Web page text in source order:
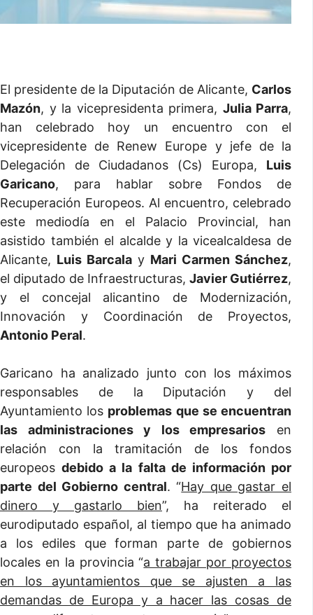
El presidente de la Diputación de Alicante, Carlos
Mazón, y la vicepresidenta primera, Julia Parra,
han celebrado hoy un encuentro con el
vicepresidente de Renew Europe y jefe de la
Delegación de Ciudadanos (Cs) Europa, Luis
Garicano, para hablar sobre Fondos de
Recuperación Europeos. Al encuentro, celebrado
este mediodía en el Palacio Provincial, han
asistido también el alcalde y la vicealcaldesa de
Alicante, Luis Barcala y Mari Carmen Sánchez,
el diputado de Infraestructuras, Javier Gutiérrez,
y el concejal alicantino de Modernización,
Innovación y Coordinación de Proyectos,
Antonio Peral.
Garicano ha analizado junto con los máximos
responsables de la Diputación y del
Ayuntamiento los problemas que se encuentran
las administraciones y los empresarios en
relación con la tramitación de los fondos
europeosdebido a la falta de información por
parte del Gobierno central. “Hay que gastar el
dinero y gastarlo bien”, ha reiterado el
eurodiputado español, al tiempo que ha animado
a los ediles que forman parte de gobiernos
locales en la provincia “a trabajar por proyectos
en los ayuntamientos que se ajusten a las
demandas de Europa y a hacer las cosas de